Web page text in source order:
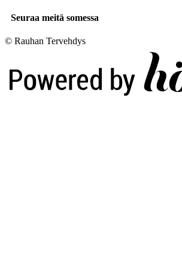
Seuraa meitä somessa
© Rauhan Tervehdys